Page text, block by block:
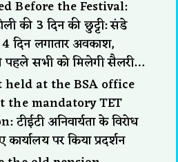
Before the Festival:
की 3 दिन की छुट्टी: संडे
दिन लगातार अवकाश,
पहले सभी को मिलेगी सैलरी…
held at the BSA office
the mandatory TET
टीईटी अनिवार्यता के विरोध
पर किया प्रदर्शन